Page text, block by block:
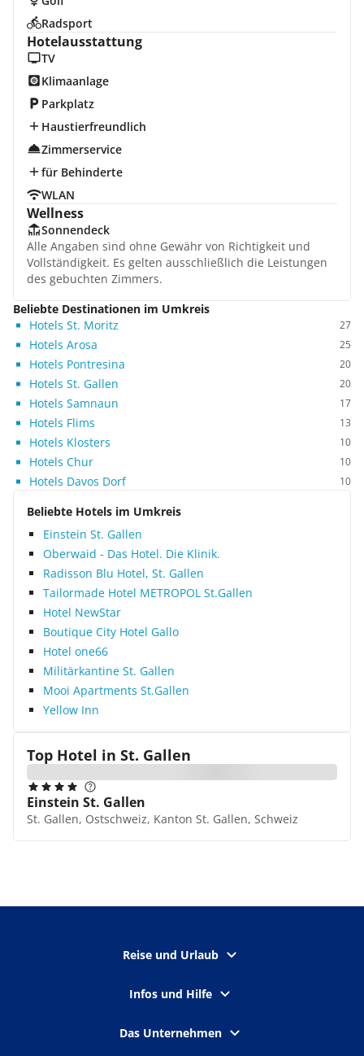
Radsport
Hotelausstattung
TV
Klimaanlage
Parkplatz
Haustierfreundlich
Zimmerservice
für Behinderte
WLAN
Wellness
Sonnendeck
Alle Angaben sind ohne Gewähr von Richtigkeit und
Vollständigkeit. Es gelten ausschließlich die Leistungen
des gebuchten Zimmers.
Beliebte Destinationen im Umkreis
Hotels St. Moritz
27
Hotels Arosa 25
Hotels Pontresina 20
Hotels St. Gallen 20
Hotels Samnaun 17
Hotels Flims 13
Hotels Klosters 10
Hotels Chur 10
Hotels Davos Dorf 10
Beliebte Hotels im Umkreis
Einstein St. Gallen
Oberwaid - Das Hotel. Die Klinik.
Radisson Blu Hotel, St. Gallen
Tailormade Hotel METROPOL St.Gallen
Hotel NewStar
Boutique City Hotel Gallo
Hotel one66
Militärkantine St. Gallen
Mooi Apartments St.Gallen
Yellow Inn
Top Hotel in St. Gallen
Einstein St. Gallen
St. Gallen, Ostschweiz, Kanton St. Gallen, Schweiz
Reise und Urlaub
Infos und Hilfe
Das Unternehmen